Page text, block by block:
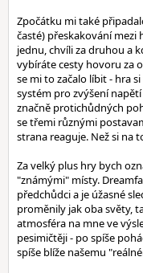
Zpočátku mi také
časté) přeskakování mezi
jednu, chvíli za druhou a
vybíráte cesty hovoru za
se mi to začalo líbit - hra
systém pro zvýšení
značně protichůdných
se třemi různými
strana reaguje. Než si na
Za velký plus hry bych
"známými" místy.
předchůdci a je úžasné
proměnily jak oba světy,
atmosféra na mne ve
pesimičtěji - po spíše
spíše blíže našemu